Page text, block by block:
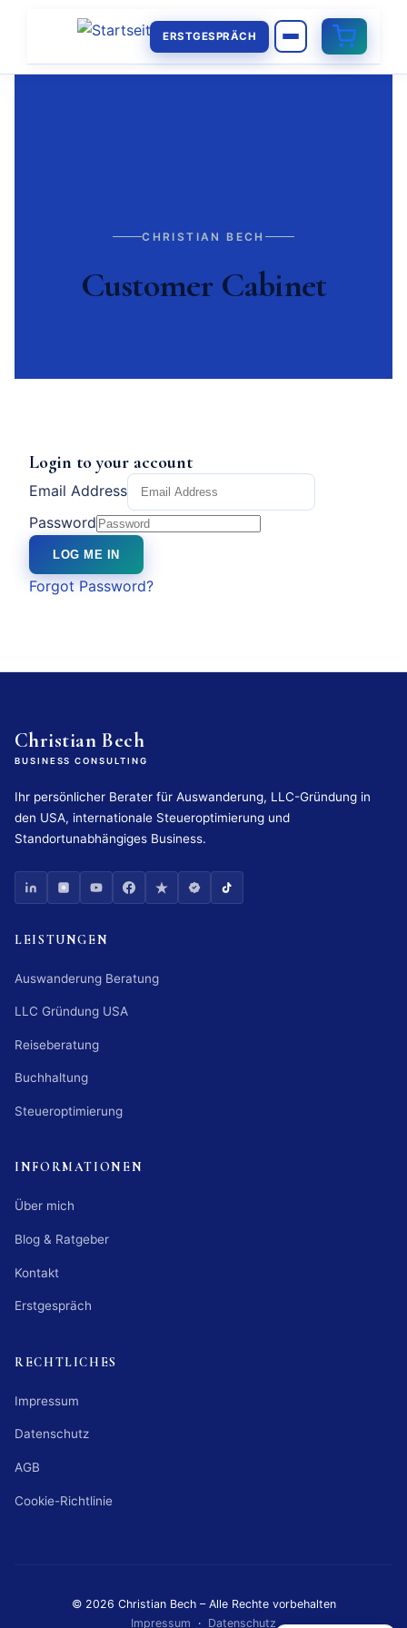
ERSTGESPRÄCH
CHRISTIAN BECH
Customer Cabinet
Login to your account
Email Address
Password
LOG ME IN
Forgot Password?
Christian Bech
BUSINESS CONSULTING
Ihr persönlicher Berater für Auswanderung, LLC-Gründung in
den USA, internationale Steueroptimierung und
Standortunabhängiges Business.
LEISTUNGEN
Auswanderung Beratung
LLC Gründung USA
Reiseberatung
Buchhaltung
Steueroptimierung
INFORMATIONEN
Über mich
Blog & Ratgeber
Kontakt
Erstgespräch
RECHTLICHES
Impressum
Datenschutz
AGB
Cookie-Richtlinie
© 2026 Christian Bech – Alle Rechte vorbehalten
Impressum · Datenschutz